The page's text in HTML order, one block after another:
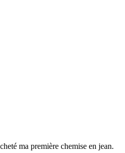
ma première chemise en jean.